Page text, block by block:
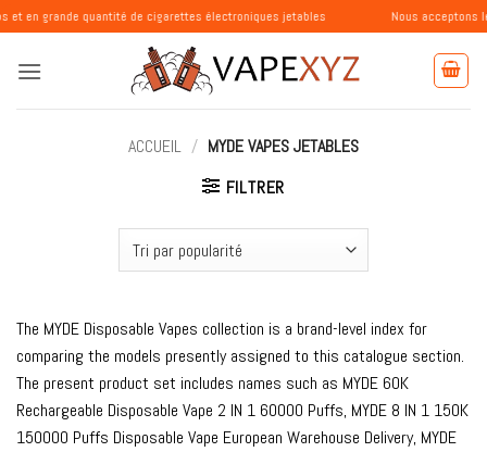
Passer
au
contenu
quantité de cigarettes électroniques jetables Nous acceptons les
ACCUEIL / MYDE VAPES JETABLES
FILTRER
The MYDE Disposable Vapes collection is a brand-level index for
comparing the models presently assigned to this catalogue section.
The present product set includes names such as MYDE 60K
Rechargeable Disposable Vape 2 IN 1 60000 Puffs, MYDE 8 IN 1 150K
150000 Puffs Disposable Vape European Warehouse Delivery, MYDE